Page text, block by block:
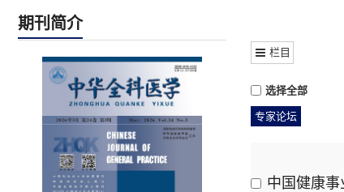
期刊简介
栏目
选择全部
专家论坛
中国健康